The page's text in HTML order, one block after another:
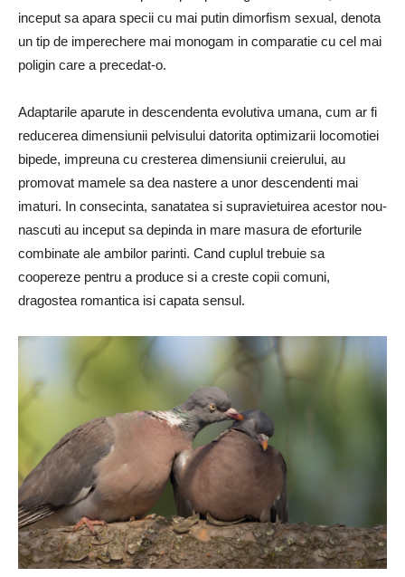
inceput sa apara specii cu mai putin dimorfism sexual, denota
un tip de imperechere mai monogam in comparatie cu cel mai
poligin care a precedat-o.
Adaptarile aparute in descendenta evolutiva umana, cum ar fi
reducerea dimensiunii pelvisului datorita optimizarii locomotiei
bipede, impreuna cu cresterea dimensiunii creierului, au
promovat mamele sa dea nastere a unor descendenti mai
imaturi. In consecinta, sanatatea si supravietuirea acestor nou-
nascuti au inceput sa depinda in mare masura de eforturile
combinate ale ambilor parinti. Cand cuplul trebuie sa
coopereze pentru a produce si a creste copii comuni,
dragostea romantica isi capata sensul.